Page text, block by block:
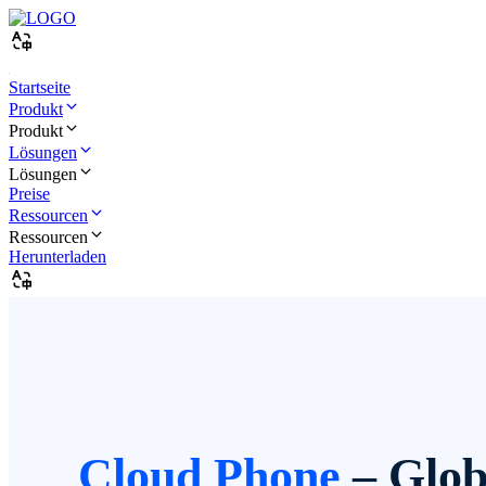
Startseite
Produkt
Produkt
Lösungen
Lösungen
Preise
Ressourcen
Ressourcen
Herunterladen